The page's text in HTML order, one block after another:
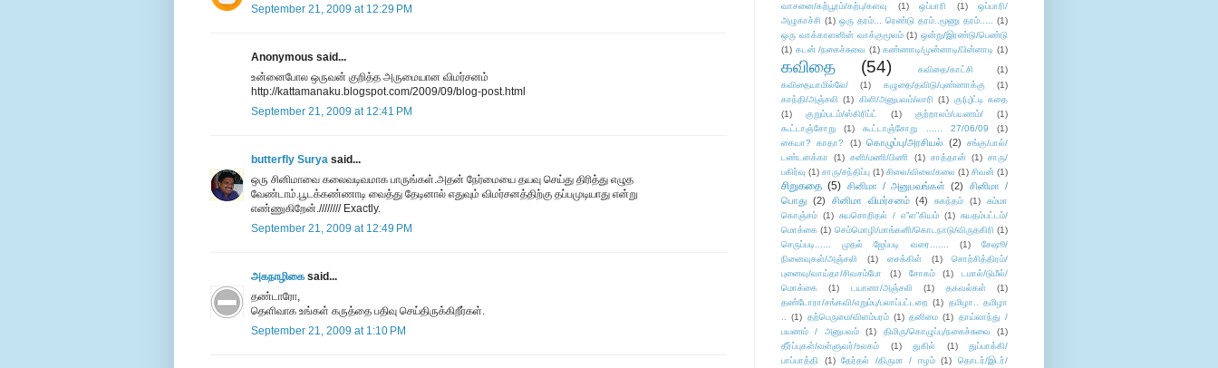
September 21, 2009 at 12:29 PM
Anonymous said...
உன்னைபோல ஒருவன் குறித்த அருமையான விமர்சனம்
http://kattamanaku.blogspot.com/2009/09/blog-post.html
September 21, 2009 at 12:41 PM
butterfly Surya said...
ஒரு சினிமாவை கலைவடிவமாக பாருங்கள்.அதன் நேர்மையை தயவு செய்து திரித்து எழுத
வேண்டாம்.பூடக்கண்ணாடி வைத்து தேடினால் எதுவும் விமர்சனத்திற்கு தப்பமுடியாது என்று
எண்ணுகிறேன்.//////// Exactly.
September 21, 2009 at 12:49 PM
அகநாழிகை said...
தண்டாரோ,
தெளிவாக உங்கள் கருத்தை பதிவு செய்திருக்கிறீர்கள்.
September 21, 2009 at 1:10 PM
வாசனை/கற்பூரம்/கற்பு/களவு
(1) ஒப்பாரி (1)
ஒப்பாரி/
அழுகாச்சி (1) ஒரு தரம்... ரெண்டு தரம்..மூணு தரம்..... (1)
ஒரு வாக்காளனின் வாக்குமூலம் (1) ஒன்று/இரண்டு/பெண்டு
(1) கடன் /நகைச்சுவை (1) கண்ணாடி/முன்னாடி/பின்னாடி (1)
கவிதை (54) கவிதை/காட்சி
(1)
கவிதையாமில்லே/
(1) கழுதை/தவிடு/புண்ணாக்கு
(1)
காந்தி/அஞ்சலி (1) கிளி/அனுபவம்/லாரி (1) கு(பு)ட்டி கதை
(1)
குறும்படம்/ஸ்கிரிப்ட் (1) குற்றாலம்/பயணம்/
(1)
கூட்டாஞ்சோறு
(1) கூட்டாஞ்சோறு ...... 27/06/09
(1)
கையா? காதா?
(1) கொழுப்பு/அரசியல் (2)
சங்கு/பால்/
டண்டனக்கா
(1) சனி/மணி/பிணி (1) சாத்தான் (1) சாரு/
பகிர்வு (1) சாரு/சந்திப்பு (1) சிலை/விலை/கலை (1) சிவன் (1)
சிறுகதை (5) சினிமா / அனுபவங்கள் (2)
சினிமா /
பொது (2) சினிமா விமர்சனம் (4) சுகந்தம் (1)
சும்மா
கொஞ்சம் (1) சுயசொறிதல் / எ”ள”கியம் (1) சுயதம்பட்டம்/
மொக்கை (1) செம்மொழி/மாங்கனி/கொடநாடு/விருதகிரி (1)
செருப்படி...... முதல் ஜேப்படி வரை.......
(1)
சேஷூ/
நினைவுகள்/அஞ்சலி
(1) சைக்கிள் (1)
சொற்சித்திரம்/
புனைவு/வாய்தா/சிவசம்போ
(1) சோகம் (1)
டமால்/டுமீல்/
மொக்கை
(1) டயானா/அஞ்சலி (1) தகவல்கள்
(1)
தண்டோரா/சங்கவி/எறும்பு/பலாப்பட்டறை (1) தமிழா.. தமிழா
.. (1) தற்பெருமை/விளம்பரம் (1) தனிமை (1) தாய்லாந்து /
பயணம் / அனுபவம்
(1) திமிரு/கொழுப்பு/நகைச்சுவை
(1)
தீர்ப்புகள்/வள்ளுவர்/உலகம்
(1) துகில் (1)
துப்பாக்கி/
பாப்பாத்தி
(1) தேர்தல் /திருமா / ஈழம் (1)
தொடர்/இடர்/